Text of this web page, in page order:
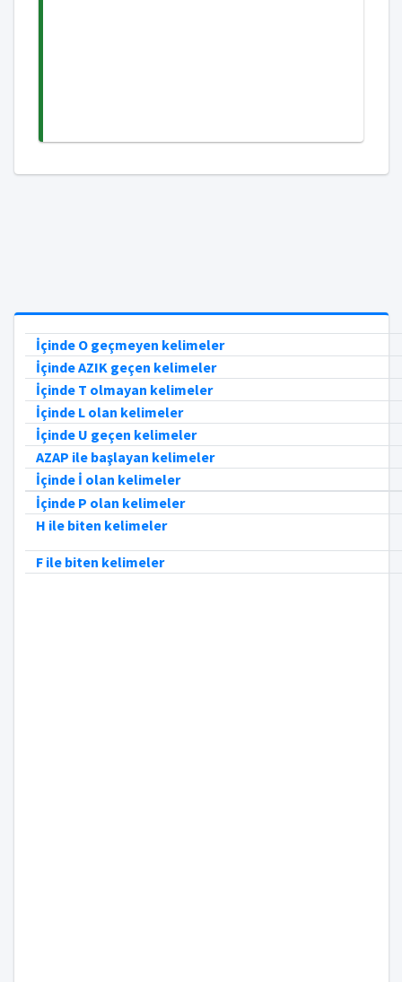
İçinde O geçmeyen kelimeler
İçinde AZIK geçen kelimeler
İçinde T olmayan kelimeler
İçinde L olan kelimeler
İçinde U geçen kelimeler
AZAP ile başlayan kelimeler
İçinde İ olan kelimeler
İçinde P olan kelimeler
H ile biten kelimeler
F ile biten kelimeler